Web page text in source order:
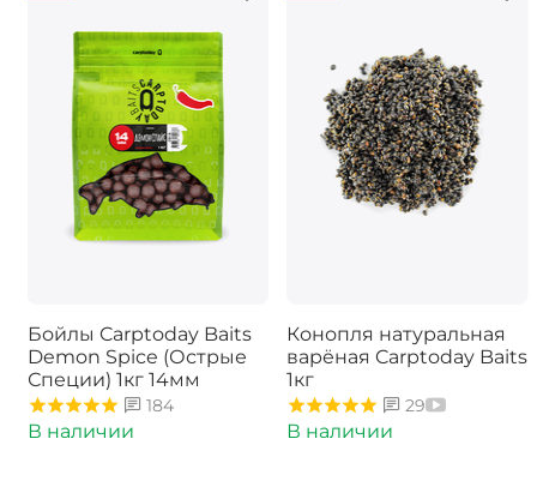
Бойлы Carptoday Baits
Demon Spice (Острые
Специи) 1кг 14мм
184
В наличии
Конопля натуральная
варёная Carptoday Baits
1кг
29
В наличии